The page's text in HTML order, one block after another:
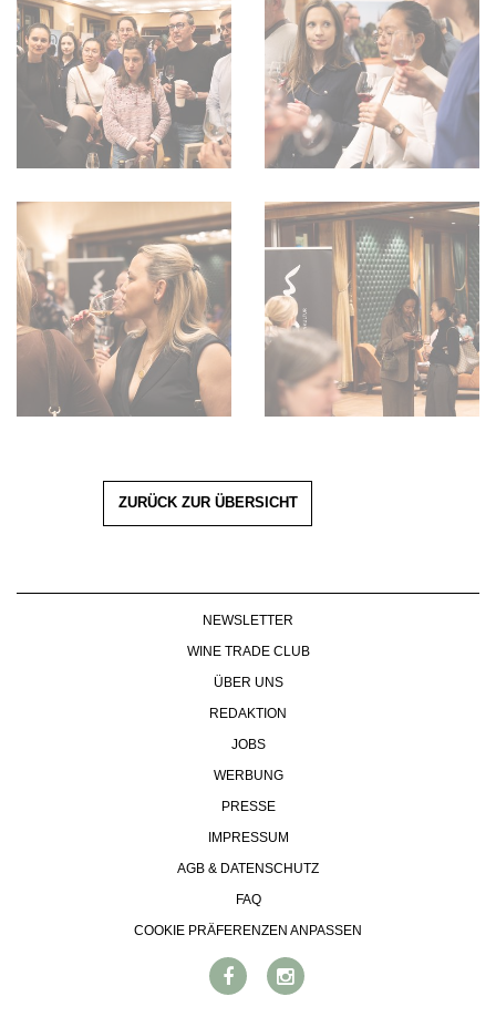
ZURÜCK ZUR ÜBERSICHT
NEWSLETTER
WINE TRADE CLUB
ÜBER UNS
REDAKTION
JOBS
WERBUNG
PRESSE
IMPRESSUM
AGB & DATENSCHUTZ
FAQ
COOKIE PRÄFERENZEN ANPASSEN